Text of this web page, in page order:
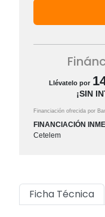
Llévatelo por
¡SIN
Financiación ofrecida por
FINANCIACIÓN
Cetelem
Ficha Técnica